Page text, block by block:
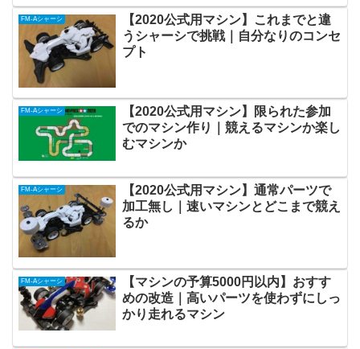
FM-Aシャーシ
【2020公式用マシン】これまでと違
うシャーシで挑戦｜自分なりのコンセ
プト
FM-Aシャーシ
【2020公式用マシン】限られた参加
でのマシン作り｜競えるマシンか楽し
むマシンか
FM-Aシャーシ
【2020公式用マシン】通常パーツで
加工無し｜速いマシンとどこまで競え
るか
FM-Aシャーシ
【マシンの予算5000円以内】おすす
めの改造｜高いパーツを使わずにしっ
かり走れるマシン